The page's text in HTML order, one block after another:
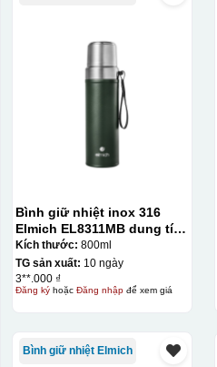
Bình giữ nhiệt inox 316
Elmich EL8311MB dung tích
800ml
Kích thước: 800ml
TG sản xuất: 10 ngày
3**.000 ₫
Đăng kýhoặc Đăng nhậpđể xem giá
Bình giữ nhiệt Elmich